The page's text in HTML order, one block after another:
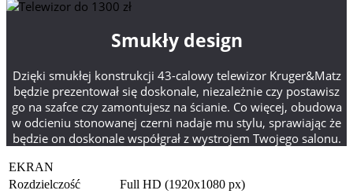
Smukły design
Dzięki smukłej konstrukcji 43-calowy telewizor Kruger&Matz
będzie prezentował się doskonale, niezależnie czy postawisz
go na szafce czy zamontujesz na ścianie. Co więcej, obudowa
w odcieniu stonowanej czerni nadaje mu stylu, sprawiając że
będzie on doskonale współgrał z wystrojem Twojego salonu.
EKRAN
Rozdzielczość
Full HD (1920x1080 px)